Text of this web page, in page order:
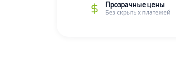
Прозрачные цены
Без скрытых платежей